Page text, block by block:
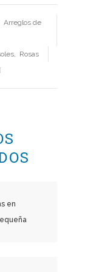
Arreglos de
, Rosas